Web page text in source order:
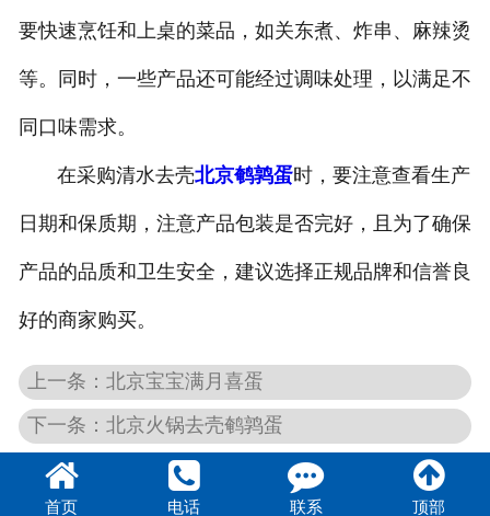
要快速烹饪和上桌的菜品，如关东煮、炸串、麻辣烫
等。同时，一些产品还可能经过调味处理，以满足不
同口味需求。
在采购清水去壳北京鹌鹑蛋时，要注意查看生产
日期和保质期，注意产品包装是否完好，且为了确保
产品的品质和卫生安全，建议选择正规品牌和信誉良
好的商家购买。
上一条：北京宝宝满月喜蛋
下一条：北京火锅去壳鹌鹑蛋
首页 电话 联系 顶部